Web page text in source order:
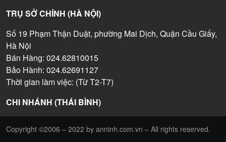
TRỤ SỞ CHÍNH (HÀ NỘI)
Số 19 Phạm Thận Duật, phường Mai Dịch, Quận Cầu Giấy,
Hà Nội
Bán Hàng: 024.62810015
Bảo Hành: 024.62691127
Thời gian làm việc: (Từ T2-T7)
CHI NHÁNH (THÁI BÌNH)
Copyright ©2006 – 2022 by anninh.com.vn – All rights reserved.